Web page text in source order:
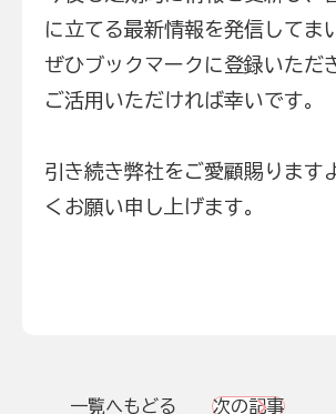
に立てる最新情報を発信してま
ぜひブックマークに登録いただ
ご活用いただければ幸いです。
引き続き弊社をご愛顧賜ります
くお願い申し上げます。
一覧へもどる 次の記事